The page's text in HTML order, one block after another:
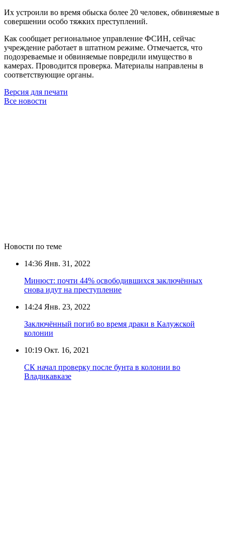
Их устроили во время обыска более 20 человек, обвиняемые в
совершении особо тяжких преступлений.
Как сообщает региональное управление ФСИН, сейчас
учреждение работает в штатном режиме. Отмечается, что
подозреваемые и обвиняемые повредили имущество в
камерах. Проводится проверка. Материалы направлены в
соответствующие органы.
Версия для печати
Все новости
Новости по теме
14:36 Янв. 31, 2022
Минюст: почти 44% освободившихся заключённых
снова идут на преступление
14:24 Янв. 23, 2022
Заключённый погиб во время драки в Калужской
колонии
10:19 Окт. 16, 2021
СК начал проверку после бунта в колонии во
Владикавказе